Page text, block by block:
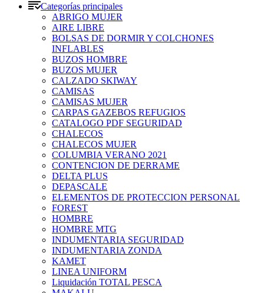
Categorías principales
ABRIGO MUJER
AIRE LIBRE
BOLSAS DE DORMIR Y COLCHONES
INFLABLES
BUZOS HOMBRE
BUZOS MUJER
CALZADO SKIWAY
CAMISAS
CAMISAS MUJER
CARPAS GAZEBOS REFUGIOS
CATALOGO PDF SEGURIDAD
CHALECOS
CHALECOS MUJER
COLUMBIA VERANO 2021
CONTENCION DE DERRAME
DELTA PLUS
DEPASCALE
ELEMENTOS DE PROTECCION PERSONAL
FOREST
HOMBRE
HOMBRE MTG
INDUMENTARIA SEGURIDAD
INDUMENTARIA ZONDA
KAMET
LINEA UNIFORM
Liquidación TOTAL PESCA